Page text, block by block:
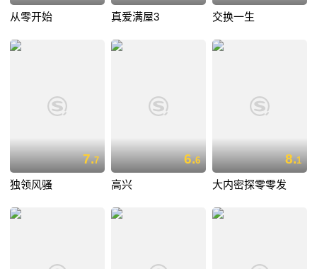
从零开始 真爱满屋3 交换一生
7.7
独领风骚
6.6
高兴
8.1
大内密探零零发